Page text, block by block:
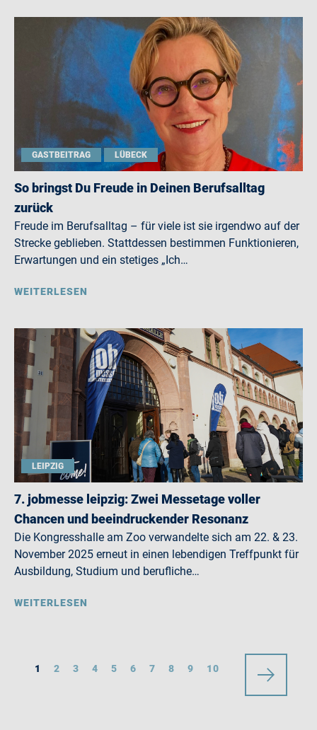
GASTBEITRAG LÜBECK
So bringst Du Freude in Deinen Berufsalltag
zurück
Freude im Berufsalltag – für viele ist sie irgendwo auf der
Strecke geblieben. Stattdessen bestimmen Funktionieren,
Erwartungen und ein stetiges „Ich…
WEITERLESEN
LEIPZIG
7. jobmesse leipzig: Zwei Messetage voller
Chancen und beeindruckender Resonanz
Die Kongresshalle am Zoo verwandelte sich am 22. & 23.
November 2025 erneut in einen lebendigen Treffpunkt für
Ausbildung, Studium und berufliche…
WEITERLESEN
1 2 3 4 5 6 7 8 9 10